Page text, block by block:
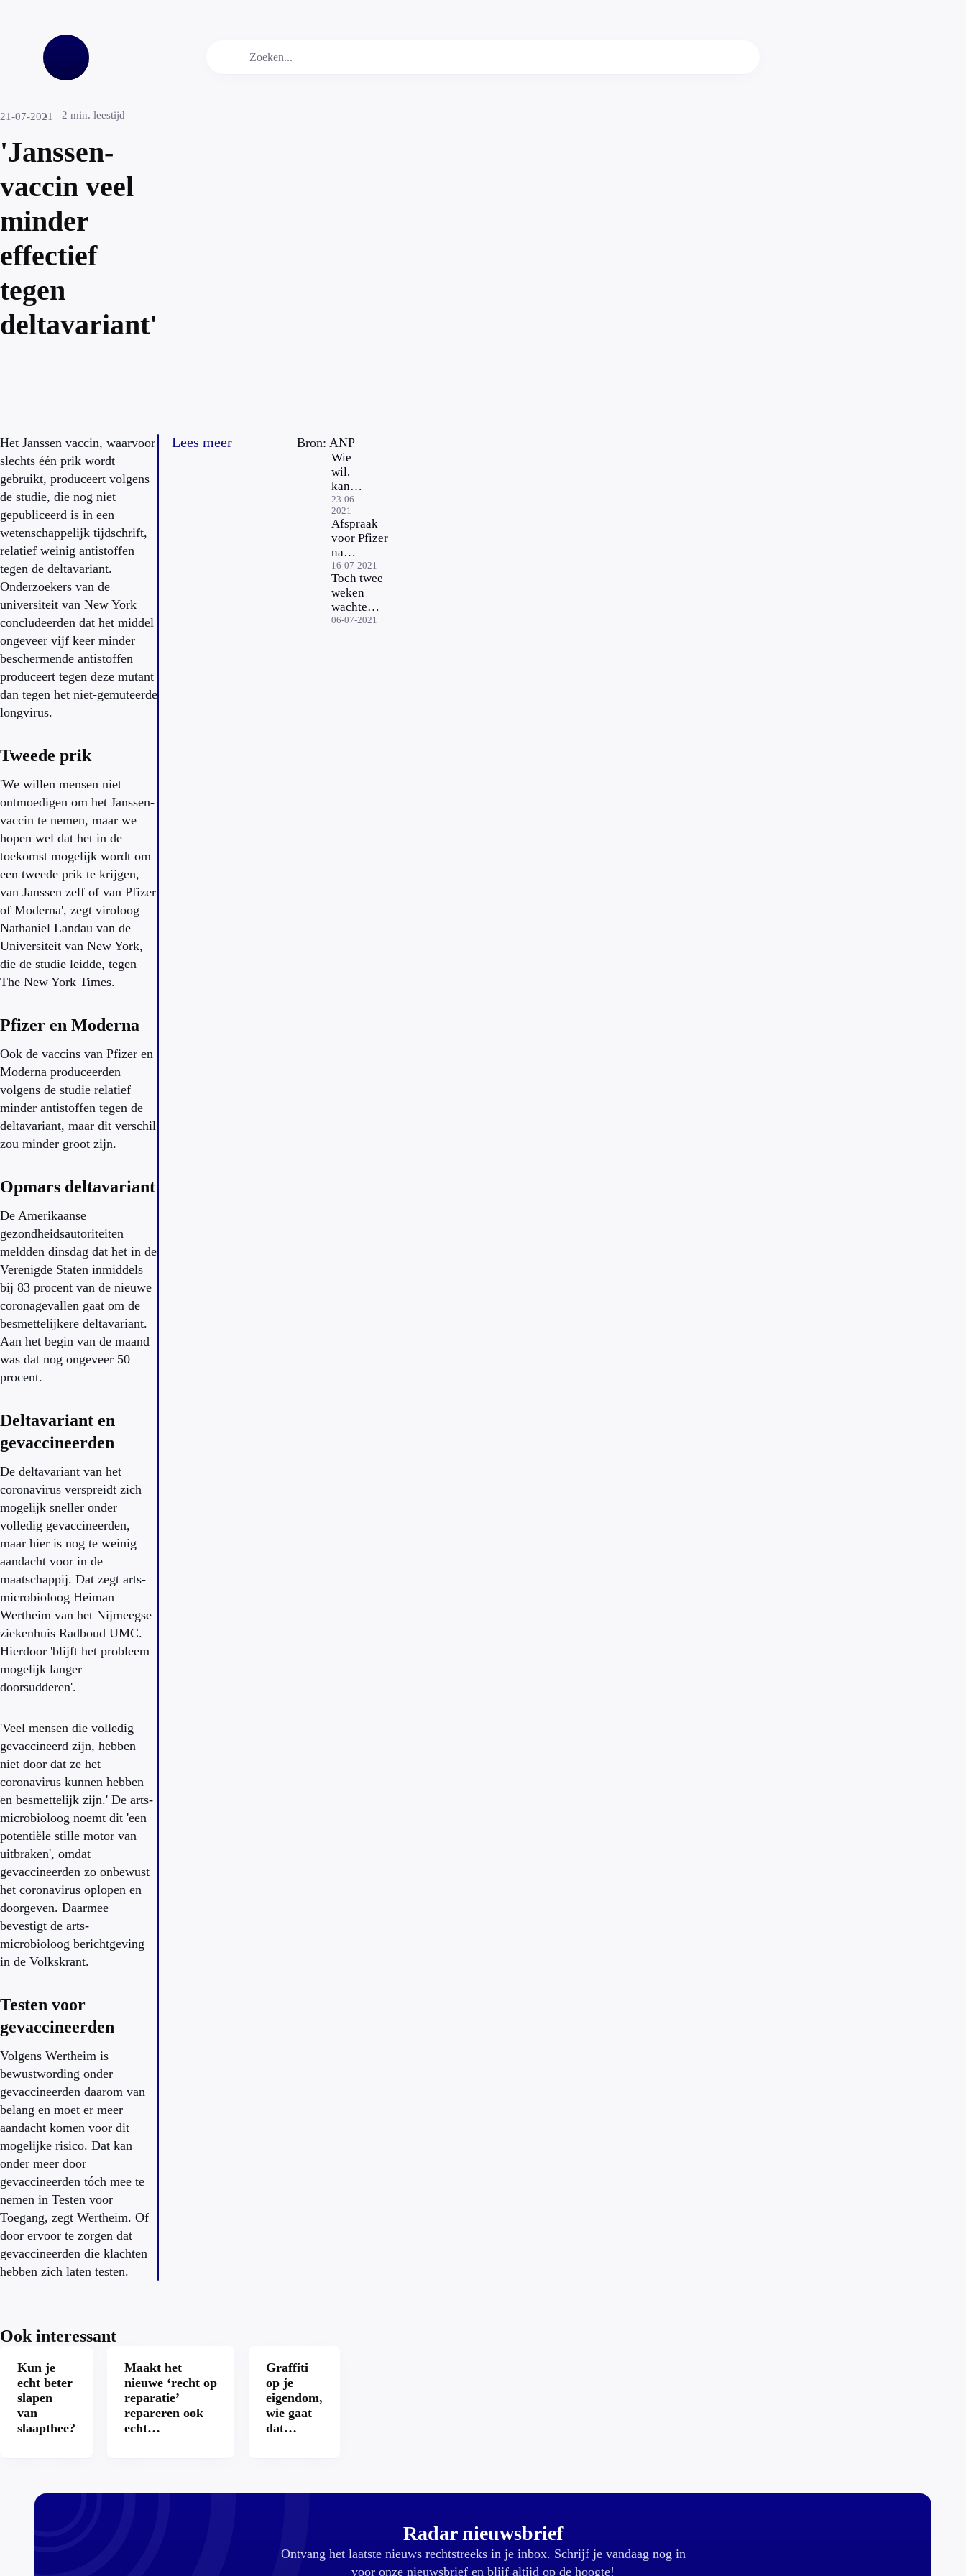
21-07-2021 2 min. leestijd
'Janssen-
vaccin veel
minder
effectief
tegen
deltavariant'
Het Janssen vaccin, waarvoor
slechts één prik wordt
gebruikt, produceert volgens
de studie, die nog niet
gepubliceerd is in een
wetenschappelijk tijdschrift,
relatief weinig antistoffen
tegen de deltavariant.
Onderzoekers van de
universiteit van New York
concludeerden dat het middel
ongeveer vijf keer minder
beschermende antistoffen
produceert tegen deze mutant
dan tegen het niet-gemuteerde
longvirus.
Tweede prik
'We willen mensen niet
ontmoedigen om het Janssen-
vaccin te nemen, maar we
hopen wel dat het in de
toekomst mogelijk wordt om
een tweede prik te krijgen,
van Janssen zelf of van Pfizer
of Moderna', zegt viroloog
Nathaniel Landau van de
Universiteit van New York,
die de studie leidde, tegen
The New York Times.
Pfizer en Moderna
Ook de vaccins van Pfizer en
Moderna produceerden
volgens de studie relatief
minder antistoffen tegen de
deltavariant, maar dit verschil
zou minder groot zijn.
Opmars deltavariant
De Amerikaanse
gezondheidsautoriteiten
meldden dinsdag dat het in de
Verenigde Staten inmiddels
bij 83 procent van de nieuwe
coronagevallen gaat om de
besmettelijkere deltavariant.
Aan het begin van de maand
was dat nog ongeveer 50
procent.
Deltavariant en
gevaccineerden
De deltavariant van het
coronavirus verspreidt zich
mogelijk sneller onder
volledig gevaccineerden,
maar hier is nog te weinig
aandacht voor in de
maatschappij. Dat zegt arts-
microbioloog Heiman
Wertheim van het Nijmeegse
ziekenhuis Radboud UMC.
Hierdoor 'blijft het probleem
mogelijk langer
doorsudderen'.
'Veel mensen die volledig
gevaccineerd zijn, hebben
niet door dat ze het
coronavirus kunnen hebben
en besmettelijk zijn.' De arts-
microbioloog noemt dit 'een
potentiële stille motor van
uitbraken', omdat
gevaccineerden zo onbewust
het coronavirus oplopen en
doorgeven. Daarmee
bevestigt de arts-
microbioloog berichtgeving
in de Volkskrant.
Testen voor
gevaccineerden
Volgens Wertheim is
bewustwording onder
gevaccineerden daarom van
belang en moet er meer
aandacht komen voor dit
mogelijke risico. Dat kan
onder meer door
gevaccineerden tóch mee te
nemen in Testen voor
Toegang, zegt Wertheim. Of
door ervoor te zorgen dat
gevaccineerden die klachten
hebben zich laten testen.
Lees meer
Wie
wil,
kan
vaccin
Janssen
krijgen
23-06-
2021
Afspraak
voor Pfizer
na
AstraZeneca
maken is
mogelijk
voor eerste
groep
16-07-2021
Toch twee
weken
wachten
op QR-
06-07-2021
Bron: ANP
Ook interessant
Kun je
echt beter
slapen
van
slaapthee?
Maakt het
nieuwe ‘recht op
reparatie’
repareren ook
echt
Graffiti
op je
eigendom,
wie gaat
dat
Radar nieuwsbrief
Ontvang het laatste nieuws rechtstreeks in je inbox. Schrijf je vandaag nog in
voor onze nieuwsbrief en blijf altijd op de hoogte!